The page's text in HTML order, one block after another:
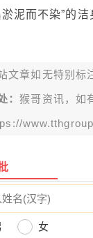
泥而不染”的
文章如无特别标
：猴哥资讯，如
女